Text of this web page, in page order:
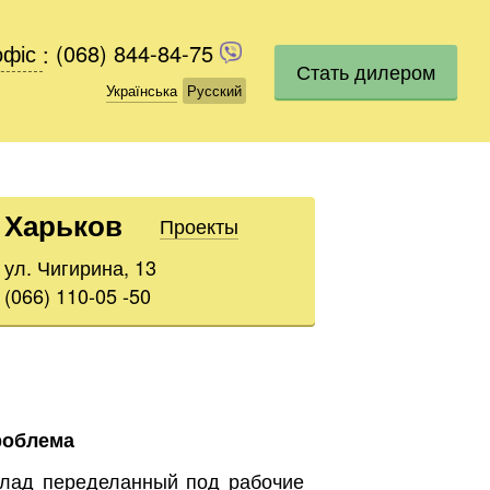
(068) 844-84-75
Українська Русский
: (068) 844-84-75
Українська Русский
Стать дилером
Харьков
Проекты
ул. Чигирина, 13
(066) 110-05 -50
переделанный под рабочие